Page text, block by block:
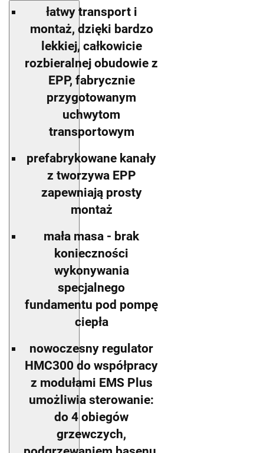
łatwy transport i
montaż, dzięki bardzo
lekkiej, całkowicie
rozbieralnej obudowie z
EPP, fabrycznie
przygotowanym
uchwytom
transportowym
prefabrykowane kanały
z tworzywa EPP
zapewniają prosty
montaż
mała masa - brak
konieczności
wykonywania
specjalnego
fundamentu pod pompę
ciepła
nowoczesny regulator
HMC300 do współpracy
z modułami EMS Plus
umożliwia sterowanie:
do 4 obiegów
grzewczych,